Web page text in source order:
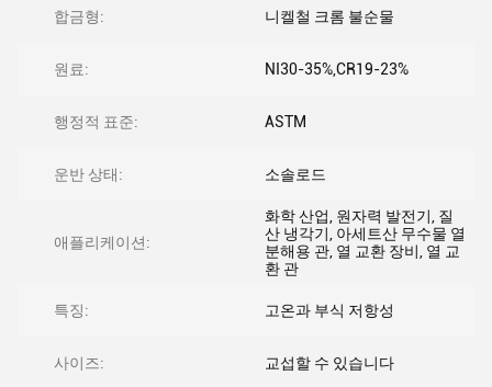
합금형: 니켈철 크롬 불순물
원료: NI30-35%,CR19-23%
행정적 표준: ASTM
운반 상태: 소솔로드
애플리케이션:
화학 산업, 원자력 발전기, 질
산 냉각기, 아세트산 무수물 열
분해용 관, 열 교환 장비, 열 교
환 관
특징: 고온과 부식 저항성
사이즈: 교섭할 수 있습니다